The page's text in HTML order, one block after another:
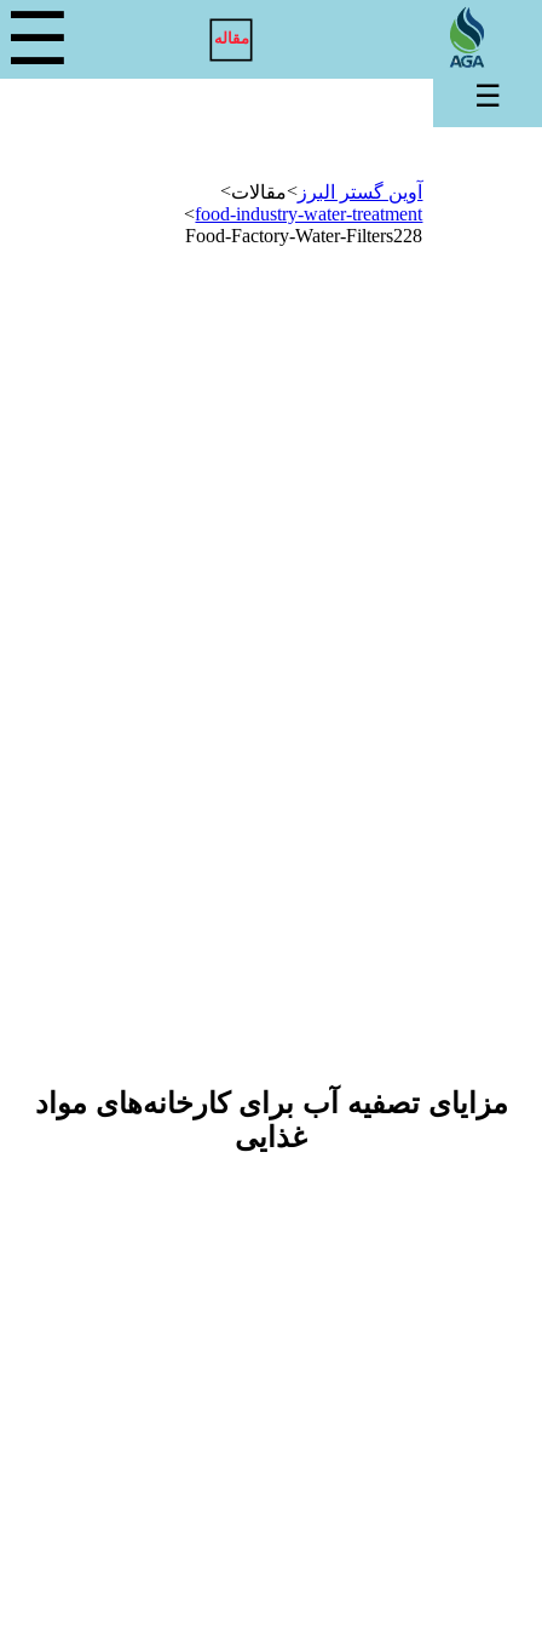
مقاله ☰
مزایای تصفیه آب برای کارخانه‌های مواد
غذایی
آوین گستر البرز >مقالات>
food-industry-water-treatment
>
Food-Factory-Water-Filters228
☰